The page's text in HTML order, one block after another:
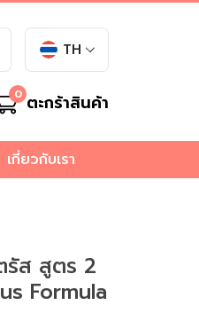
TH
ตะกร้าสินค้า
0
เกี่ยวกับเรา
รัส สูตร 2
Formula